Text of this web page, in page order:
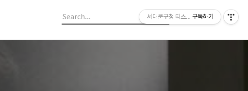
서대문구청 티스토리 블로그
구독하기